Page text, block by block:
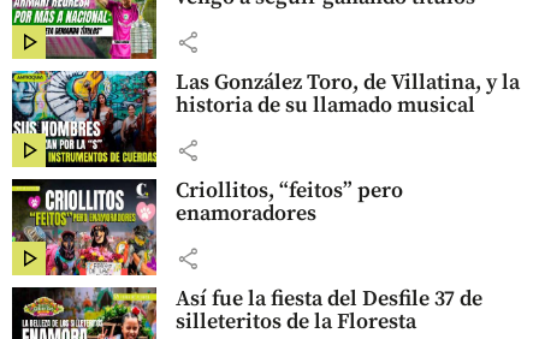
share
Las González Toro, de Villatina, y la
historia de su llamado musical
share
Criollitos, “feitos” pero
enamoradores
share
Así fue la fiesta del Desfile 37 de
silleteritos de la Floresta